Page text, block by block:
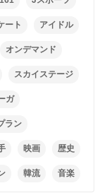
ート アイドル
オンデマンド
スカイステージ
ガ
ラン
映画 歴史
韓流 音楽